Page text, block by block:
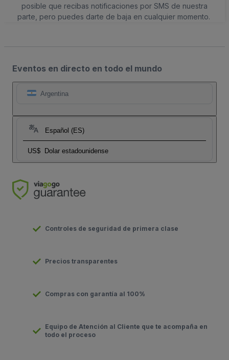
posible que recibas notificaciones por SMS de nuestra
parte, pero puedes darte de baja en cualquier momento.
Eventos en directo en todo el mundo
Argentina
Español (ES)
US$ Dolar estadounidense
Controles de seguridad de primera clase
Precios transparentes
Compras con garantía al 100%
Equipo de Atención al Cliente que te acompaña en
todo el proceso